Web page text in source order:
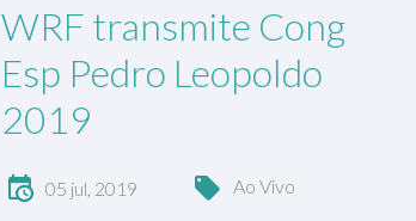
WRF transmite Cong
Esp Pedro Leopoldo
2019
05 jul, 2019 Ao Vivo